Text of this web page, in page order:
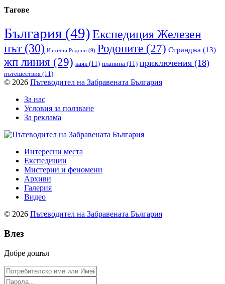
Тагове
България (49)Експедиция Железен
път(30) Източни Родопи (9) Родопите (27) Странджа (13)
жп линия (29) каяк(11) планина (11) приключения (18)
пътешествия (11)
© 2026 Пътеводител на Забравената България
За нас
Условия за ползване
За реклама
Интересни места
Експедиции
Мистерии и феномени
Архиви
Галерия
Видео
© 2026 Пътеводител на Забравената България
Влез
Добре дошъл